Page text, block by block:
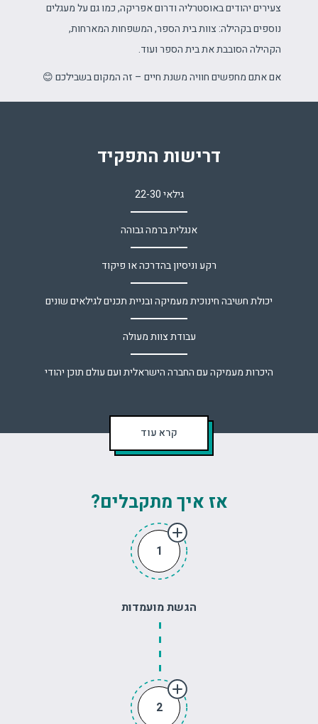
צעירים יהודים באוסטרליה ודרום אפריקה, כמו גם על מעגלים
נוספים בקהילה: צוות בית הספר, המשפחות המארחות,
הקהילה הסובבת את בית הספר ועוד.
אם אתם מחפשים חוויה משנת חיים – זה המקום בשבילכם 😊
דרישות התפקיד
גילאי 22-30
אנגלית ברמה גבוהה
רקע וניסיון בהדרכה או פיקוד
יכולת חשיבה חינוכית מעמיקה ובניית תכנים לגילאים שונים
עבודת צוות מעולה
היכרות מעמיקה עם החברה הישראלית ועם עולם תוכן יהודי
קרא עוד
אז איך מתקבלים?
1
הגשת מועמדות
2